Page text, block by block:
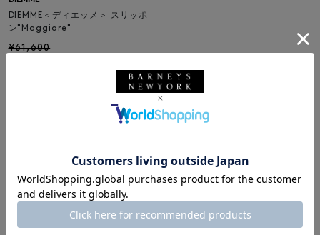
DIEMME＜ディエッメ＞ スリッポ
ン"Maggiore"
¥61,600
1
RECOMMEND